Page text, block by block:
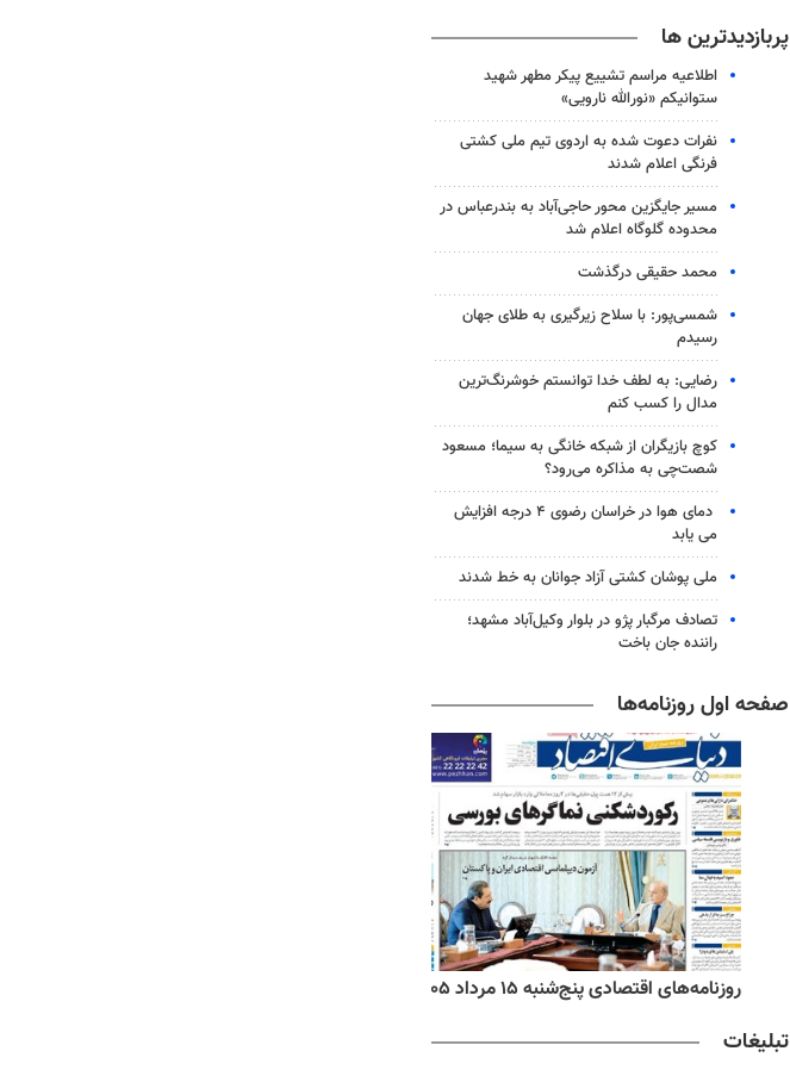
پربازدیدترین ها
اطلاعیه مراسم تشییع پیکر مطهر شهید
ستوانیکم «نورالله نارویی»
نفرات دعوت شده به اردوی تیم ملی کشتی
فرنگی اعلام شدند
مسیر جایگزین محور حاجی‌آباد به بندرعباس در
محدوده گلوگاه اعلام شد
محمد حقیقی درگذشت
شمسی‌پور: با سلاح زیرگیری به طلای جهان
رسیدم
رضایی: به لطف خدا توانستم خوشرنگ‌ترین
مدال را کسب کنم
کوچ بازیگران از شبکه خانگی به سیما؛ مسعود
شصت‌چی به مذاکره می‌رود؟
دمای هوا در خراسان رضوی ۴ درجه افزایش
می یابد
ملی پوشان کشتی آزاد جوانان به خط شدند
تصادف مرگبار پژو در بلوار وکیل‌آباد مشهد؛
راننده جان باخت
صفحه اول روزنامه‌ها
روزنامه‌های اقتصادی پنج‌شنبه ۱۵ مرداد ۱۴۰۵
تبلیغات